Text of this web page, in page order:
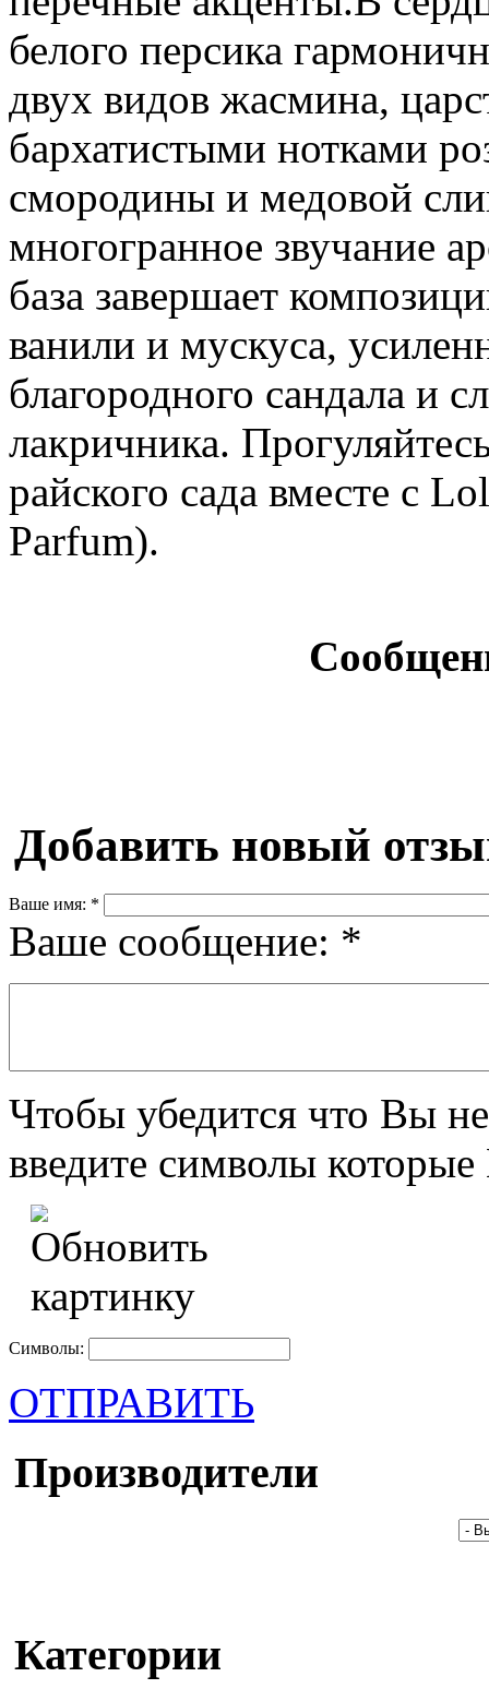
белого персика
двух видов жасмина,
бархатистыми нотками
смородины и медовой
многогранное звучание
база завершает
ванили и мускуса,
благородного сандала и
лакричника.
райского сада вместе с
Parfum).
Добавить новый
Ваше имя: *
Ваше сообщение: *
Чтобы убедится что Вы
введите символы
Символы:
ОТПРАВИТЬ
Производители
Категории